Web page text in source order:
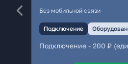
Без мобильной связи
Подключение
Подключение - 200 ₽